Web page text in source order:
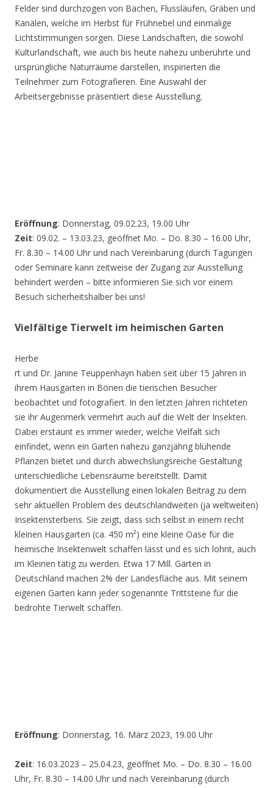
Felder sind durchzogen von Bächen, Flussläufen, Gräben und
Kanälen, welche im Herbst für Frühnebel und einmalige
Lichtstimmungen sorgen. Diese Landschaften, die sowohl
Kulturlandschaft, wie auch bis heute nahezu unberührte und
ursprüngliche Naturräume darstellen, inspirierten die
Teilnehmer zum Fotografieren. Eine Auswahl der
Arbeitsergebnisse präsentiert diese Ausstellung.
Eröffnung: Donnerstag, 09.02.23, 19.00 Uhr
Zeit: 09.02. – 13.03.23, geöffnet Mo. – Do. 8.30 – 16.00 Uhr,
Fr. 8.30 – 14.00 Uhr und nach Vereinbarung (durch Tagungen
oder Seminare kann zeitweise der Zugang zur Ausstellung
behindert werden – bitte informieren Sie sich vor einem
Besuch sicherheitshalber bei uns!
Vielfältige Tierwelt im heimischen Garten
Herbe
rt und Dr. Janine Teuppenhayn haben seit über 15 Jahren in
ihrem Hausgarten in Bönen die tierischen Besucher
beobachtet und fotografiert. In den letzten Jahren richteten
sie ihr Augenmerk vermehrt auch auf die Welt der Insekten.
Dabei erstaunt es immer wieder, welche Vielfalt sich
einfindet, wenn ein Garten nahezu ganzjährig blühende
Pflanzen bietet und durch abwechslungsreiche Gestaltung
unterschiedliche Lebensräume bereitstellt. Damit
dokumentiert die Ausstellung einen lokalen Beitrag zu dem
sehr aktuellen Problem des deutschlandweiten (ja weltweiten)
Insektensterbens. Sie zeigt, dass sich selbst in einem recht
kleinen Hausgarten (ca. 450 m²) eine kleine Oase für die
heimische Insektenwelt schaffen lässt und es sich lohnt, auch
im Kleinen tätig zu werden. Etwa 17 Mill. Gärten in
Deutschland machen 2% der Landesfläche aus. Mit seinem
eigenen Garten kann jeder sogenannte Trittsteine für die
bedrohte Tierwelt schaffen.
Eröffnung: Donnerstag, 16. März 2023, 19.00 Uhr
Zeit: 16.03.2023 – 25.04.23, geöffnet Mo. – Do. 8.30 – 16.00
Uhr, Fr. 8.30 – 14.00 Uhr und nach Vereinbarung (durch